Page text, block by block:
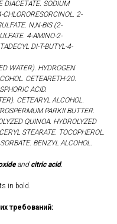
DIACETATE. SODIUM
CHLORORESORCINOL. 2-
N,N-BIS (2-
4-AMINO-2-
DI-T-BUTYL-4-
WATER). HYDROGEN
CETEARETH-20.
ACID.
CETEARYL ALCOHOL.
PARKII BUTTER.
QUINOA. HYDROLYZED
STEARATE. TOCOPHEROL.
BENZYL ALCOHOL.
and citric acid.
in bold.
требований: